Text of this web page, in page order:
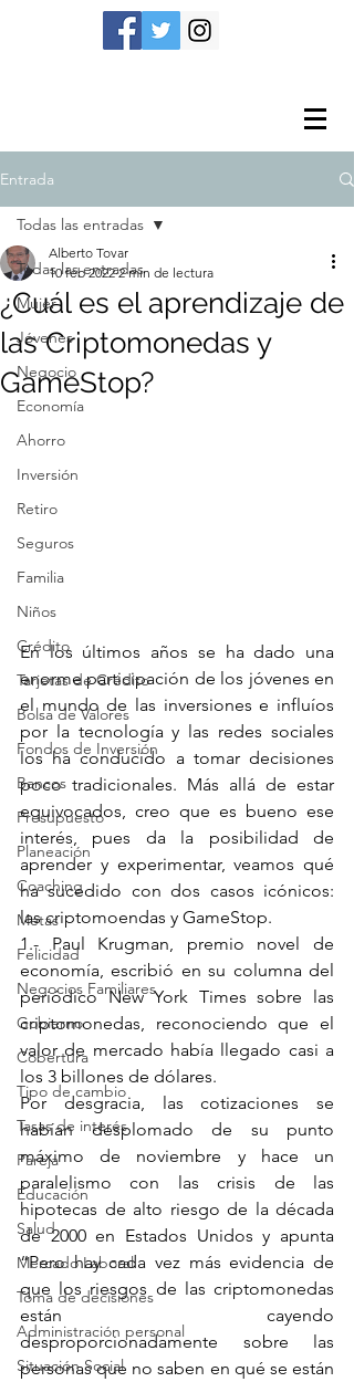
Entrada
Todas las entradas
Mujer
Jóvenes
Negocio
Economía
Ahorro
Inversión
Retiro
Seguros
Familia
Niños
Crédito
Tarjetas de Crédito
Bolsa de Valores
Fondos de Inversión
Bancos
Presupuesto
Planeación
Coaching
Metas
Felicidad
Negocios Familiares
Gobierno
Cobertura
Tipo de cambio
Tasas de interés
Pareja
Educación
Salud
Mercado Laboral
Toma de decisiones
Administración personal
Situación Social
Todas las entradas
¿Cuál es el aprendizaje de
las Criptomonedas y
GameStop?
Alberto Tovar
10 feb 2022 2 min de lectura
En los últimos años se ha dado una
enorme participación de los jóvenes en
el mundo de las inversiones e influíos
por la tecnología y las redes sociales
los ha conducido a tomar decisiones
poco tradicionales. Más allá de estar
equivocados, creo que es bueno ese
interés, pues da la posibilidad de
aprender y experimentar, veamos qué
ha sucedido con dos casos icónicos:
las criptomoendas y GameStop.
1.- Paul Krugman, premio novel de
economía, escribió en su columna del
periódico New York Times sobre las
criptomonedas, reconociendo que el
valor de mercado había llegado casi a
los 3 billones de dólares.
Por desgracia, las cotizaciones se
habían desplomado de su punto
máximo de noviembre y hace un
paralelismo con las crisis de las
hipotecas de alto riesgo de la década
de 2000 en Estados Unidos y apunta
“Pero hay cada vez más evidencia de
que los riesgos de las criptomonedas
están cayendo
desproporcionadamente sobre las
personas que no saben en qué se están